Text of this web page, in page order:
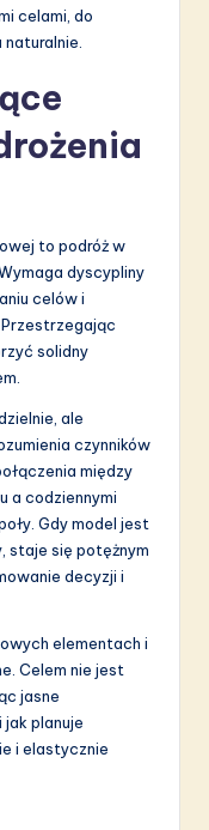
celami, do
to podróż w
dyscypliny
celów i
solidny
ale
czynników
między
a codziennymi
Gdy model jest
staje się potężnym
decyzji i
elementach i
Celem nie jest
jasne
planuje
i elastycznie